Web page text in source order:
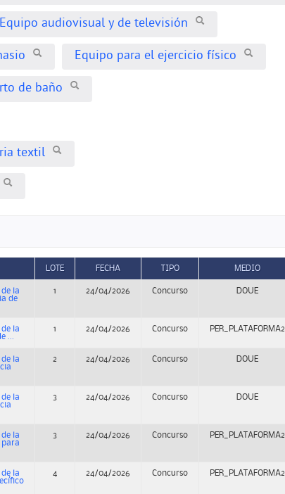
Equipo audiovisual y de televisión
Equipo para el ejercicio físico
de baño
textil
LOTE FECHA TIPO MEDIO
la
de
1 24/04/2026 Concurso DOUE
la
...
1 24/04/2026 Concurso PER_PLATAFORMA2
la
2 24/04/2026 Concurso DOUE
la
3 24/04/2026 Concurso DOUE
la
para
3 24/04/2026 Concurso PER_PLATAFORMA2
la
4 24/04/2026 Concurso PER_PLATAFORMA2